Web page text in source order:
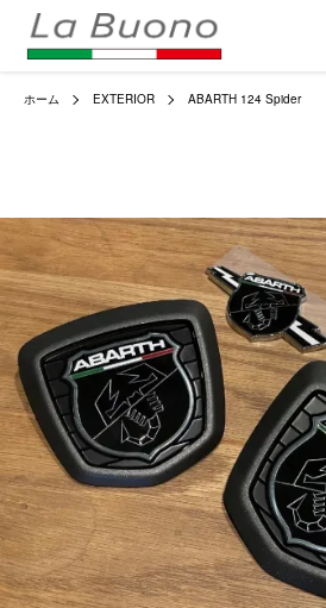
ホーム EXTERIOR ABARTH 124 Spider